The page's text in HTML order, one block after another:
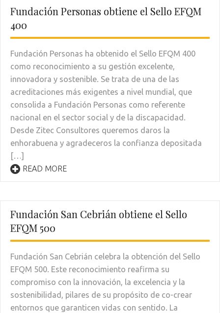
Fundación Personas obtiene el Sello EFQM
400
Fundación Personas ha obtenido el Sello EFQM 400
como reconocimiento a su gestión excelente,
innovadora y sostenible. Se trata de una de las
acreditaciones más exigentes a nivel mundial, que
consolida a Fundación Personas como referente
nacional en el sector social y de la discapacidad.
Desde Zitec Consultores queremos daros la
enhorabuena y agradeceros la confianza depositada
[…]
READ MORE
Fundación San Cebrián obtiene el Sello
EFQM 500
Fundación San Cebrián celebra la obtención del Sello
EFQM 500. Este reconocimiento reafirma su
compromiso con la innovación, la excelencia y la
sostenibilidad, pilares de su propósito de co-crear
entornos que garanticen vidas con sentido. La